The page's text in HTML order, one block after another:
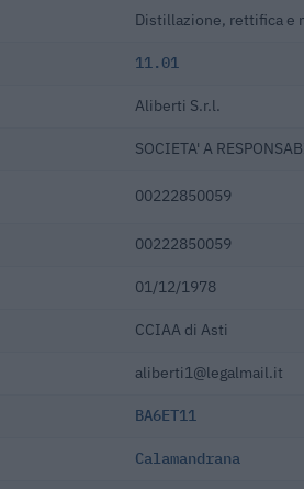
Distillazione, rettifica e
11.01
Aliberti S.r.l.
SOCIETA' A
00222850059
00222850059
01/12/1978
CCIAA di Asti
aliberti1@legalmail.it
BA6ET11
Calamandrana